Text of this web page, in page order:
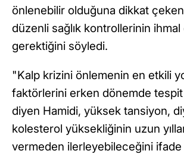
önlenebilir olduğuna dikkat
düzenli sağlık kontrollerinin
gerektiğini söyledi.
"Kalp krizini önlemenin en etkili
faktörlerini erken dönemde
diyen Hamidi, yüksek tansiyon,
kolesterol yüksekliğinin uzun
vermeden ilerleyebileceğini ifade